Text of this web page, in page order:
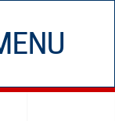
SIAMO